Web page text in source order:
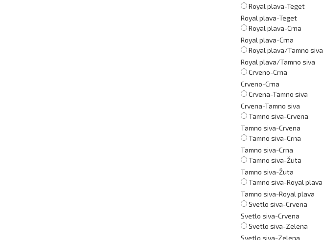
Royal plava-Teget
Royal plava-Teget
Royal plava-Crna
Royal plava-Crna
Royal plava/Tamno siva
Royal plava/Tamno siva
Crveno-Crna
Crveno-Crna
Crvena-Tamno siva
Crvena-Tamno siva
Tamno siva-Crvena
Tamno siva-Crvena
Tamno siva-Crna
Tamno siva-Crna
Tamno siva-Žuta
Tamno siva-Žuta
Tamno siva-Royal plava
Tamno siva-Royal plava
Svetlo siva-Crvena
Svetlo siva-Crvena
Svetlo siva-Zelena
Svetlo siva-Zelena